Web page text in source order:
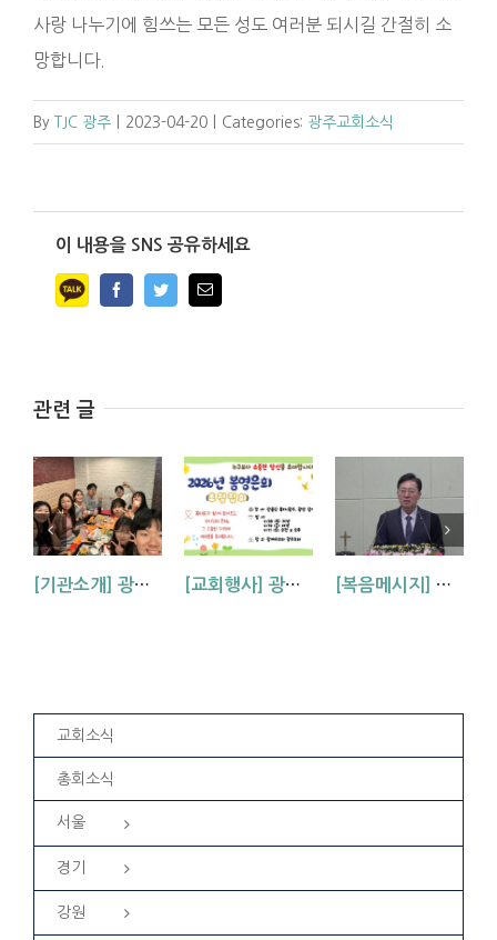
사랑 나누기에 힘쓰는 모든 성도 여러분 되시길 간절히 소
망합니다.
By TJC 광주 2023-04-20 Categories: 광주교회소식
이 내용을 SNS 공유하세요
FacebookTwitterEmail
관련 글
[기관소개] 광주교회 청년부를 소개합니다! [교회행사] 광주교회 초청영은회 ‘하나님은 당신을 가장 사랑하시는 분이십니다’ [복음메시지] 엘리야 때(사도시대)처럼 (왕하 2:1-14)
교회소식
총회소식
서울
경기
강원